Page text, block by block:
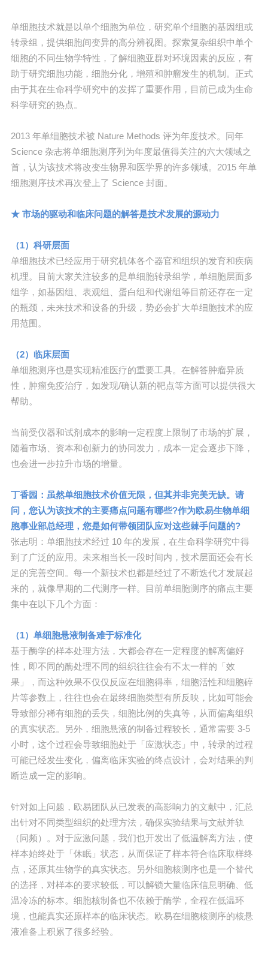
单细胞技术就是以单个细胞为单位，研究单个细胞的基因组或
转录组，提供细胞间变异的高分辨视图。探索复杂组织中单个
细胞的不同生物学特性，了解细胞亚群对环境因素的反应，有
助于研究细胞功能，细胞分化，增殖和肿瘤发生的机制。正式
由于其在生命科学研究中的发挥了重要作用，目前已成为生命
科学研究的热点。
2013 年单细胞技术被 Nature Methods 评为年度技术。同年
Science 杂志将单细胞测序列为年度最值得关注的六大领域之
首，认为该技术将改变生物界和医学界的许多领域。2015 年单
细胞测序技术再次登上了 Science 封面。
★ 市场的驱动和临床问题的解答是技术发展的源动力
（1）科研层面
单细胞技术已经应用于研究机体各个器官和组织的发育和疾病
机理。目前大家关注较多的是单细胞转录组学，单细胞层面多
组学，如基因组、表观组、蛋白组和代谢组等目前还存在一定
的瓶颈，未来技术和设备的升级，势必会扩大单细胞技术的应
用范围。
（2）临床层面
单细胞测序也是实现精准医疗的重要工具。在解答肿瘤异质
性，肿瘤免疫治疗，如发现/确认新的靶点等方面可以提供很大
帮助。
当前受仪器和试剂成本的影响一定程度上限制了市场的扩展，
随着市场、资本和创新力的协同发力，成本一定会逐步下降，
也会进一步拉升市场的增量。
丁香园：虽然单细胞技术价值无限，但其并非完美无缺。请
问，您认为该技术的主要痛点问题有哪些?作为欧易生物单细
胞事业部总经理，您是如何带领团队应对这些棘手问题的?
张志明：单细胞技术经过 10 年的发展，在生命科学研究中得
到了广泛的应用。未来相当长一段时间内，技术层面还会有长
足的完善空间。每一个新技术也都是经过了不断迭代才发展起
来的，就像早期的二代测序一样。目前单细胞测序的痛点主要
集中在以下几个方面：
（1）单细胞悬液制备难于标准化
基于酶学的样本处理方法，大都会存在一定程度的解离偏好
性，即不同的酶处理不同的组织往往会有不太一样的「效
果」，而这种效果不仅仅反应在细胞得率，细胞活性和细胞碎
片等参数上，往往也会在最终细胞类型有所反映，比如可能会
导致部分稀有细胞的丢失，细胞比例的失真等，从而偏离组织
的真实状态。另外，细胞悬液的制备过程较长，通常需要 3-5
小时，这个过程会导致细胞处于「应激状态」中，转录的过程
可能已经发生变化，偏离临床实验的终点设计，会对结果的判
断造成一定的影响。
针对如上问题，欧易团队从已发表的高影响力的文献中，汇总
出针对不同类型组织的处理方法，确保实验结果与文献并轨
（同频）。对于应激问题，我们也开发出了低温解离方法，使
样本始终处于「休眠」状态，从而保证了样本符合临床取样终
点，还原其生物学的真实状态。另外细胞核测序也是一个替代
的选择，对样本的要求较低，可以解锁大量临床信息明确、低
温冷冻的标本。细胞核制备也不依赖于酶学，全程在低温环
境，也能真实还原样本的临床状态。欧易在细胞核测序的核悬
液准备上积累了很多经验。